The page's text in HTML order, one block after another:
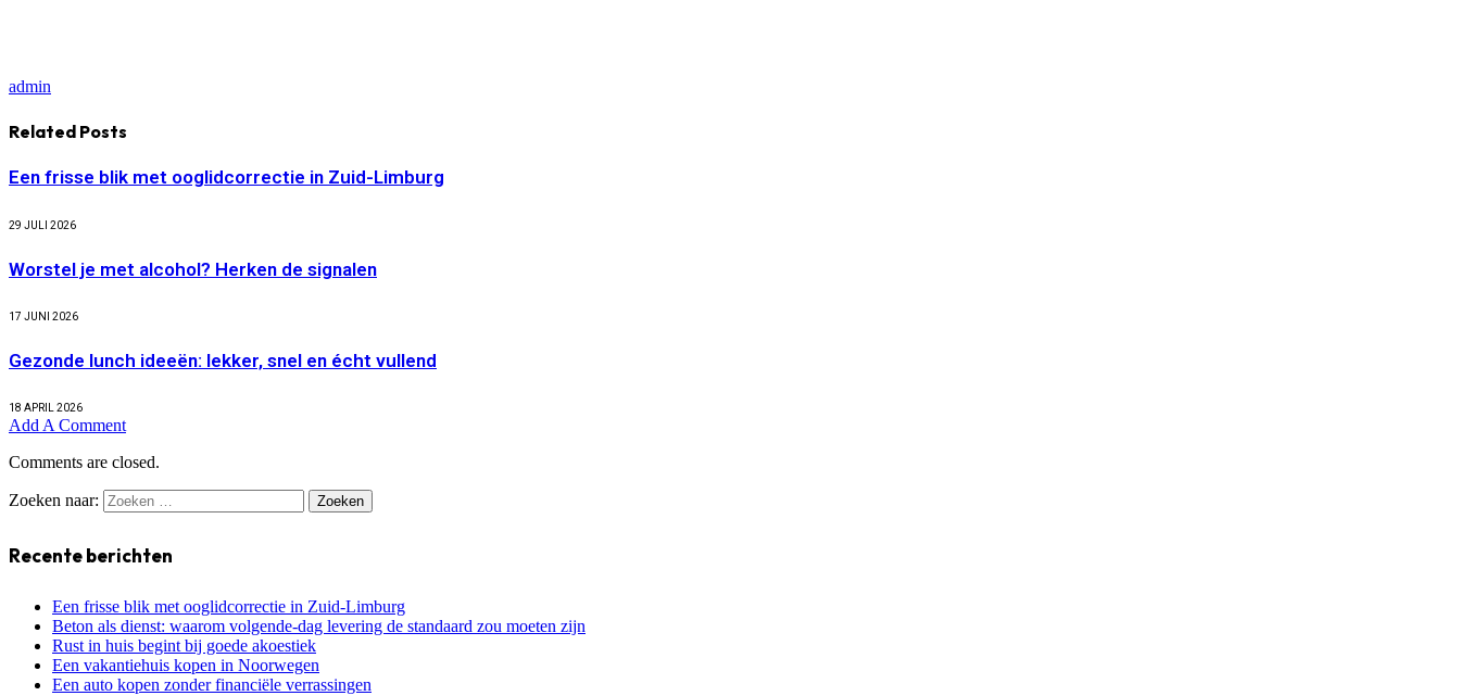
admin
Related Posts
Een frisse blik met ooglidcorrectie in Zuid-Limburg
29 JULI 2026
Worstel je met alcohol? Herken de signalen
17 JUNI 2026
Gezonde lunch ideeën: lekker, snel en écht vullend
18 APRIL 2026
Add A Comment
Comments are closed.
Zoeken naar:
Recente berichten
Een frisse blik met ooglidcorrectie in Zuid-Limburg
Beton als dienst: waarom volgende-dag levering de standaard zou moeten zijn
Rust in huis begint bij goede akoestiek
Een vakantiehuis kopen in Noorwegen
Een auto kopen zonder financiële verrassingen